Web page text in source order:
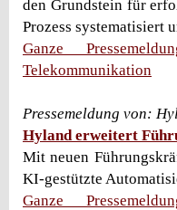
den Grundstein für
Prozess systematisiert
Ganze
Telekommunikation
Pressemeldung von:
Hyland erweitert
Mit neuen
KI-gestützte
Ganze